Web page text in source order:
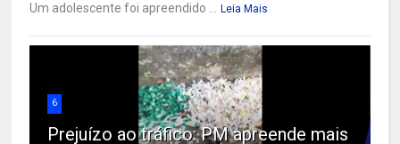
Um adolescente foi apreendido ...
Leia Mais
6
Prejuízo ao tráfico: PM apreende mais